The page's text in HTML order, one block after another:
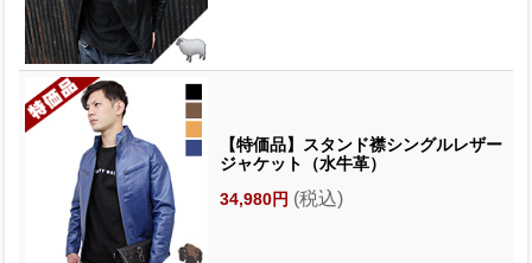
【特価品】スタンド襟シングルレザー
ジャケット（水牛革）
34,980円 (税込)